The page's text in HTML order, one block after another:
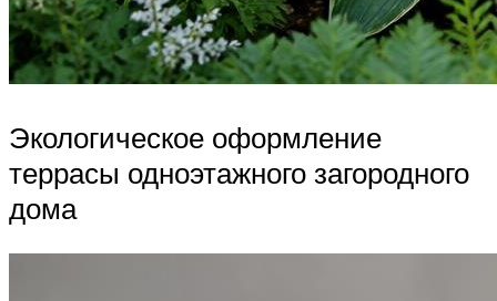
Экологическое оформление
террасы одноэтажного загородного
дома